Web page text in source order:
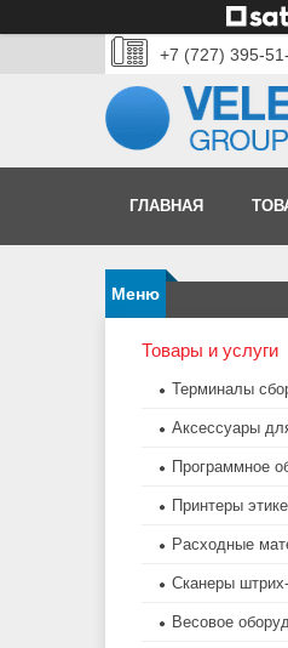
+7 (727) 395-
ГЛАВНАЯ
Товары и услуги
Терминалы
Аксессуары
Программное
Принтеры
Расходные
Сканеры
Весовое